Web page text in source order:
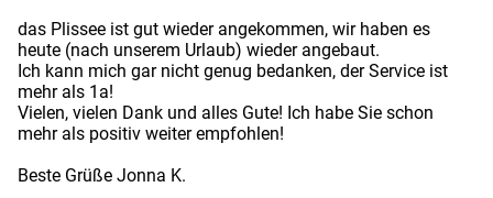
das Plissee ist gut wieder angekommen, wir haben es
heute (nach unserem Urlaub) wieder angebaut.
Ich kann mich gar nicht genug bedanken, der Service ist
mehr als 1a!
Vielen, vielen Dank und alles Gute! Ich habe Sie schon
mehr als positiv weiter empfohlen!
Beste Grüße Jonna K.